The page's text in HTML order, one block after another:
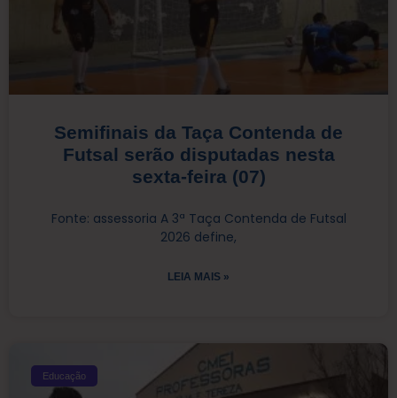
Semifinais da Taça Contenda de
Futsal serão disputadas nesta
sexta-feira (07)
Fonte: assessoria A 3ª Taça Contenda de Futsal
2026 define,
LEIA MAIS »
Educação